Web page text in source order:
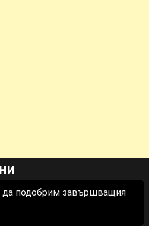
да подобрим завършващия